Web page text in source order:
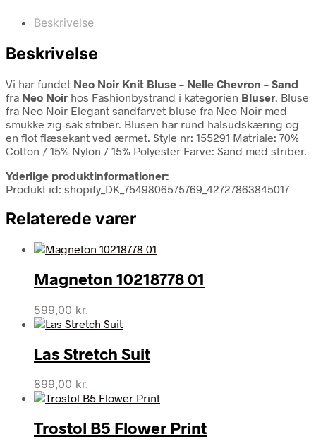
Beskrivelse
Beskrivelse
Vi har fundet Neo Noir Knit Bluse – Nelle Chevron – Sand
fra Neo Noir hos Fashionbystrand i kategorien Bluser. Bluse
fra Neo Noir Elegant sandfarvet bluse fra Neo Noir med
smukke zig-sak striber. Blusen har rund halsudskæring og
en flot flæsekant ved ærmet. Style nr: 155291 Matriale: 70%
Cotton / 15% Nylon / 15% Polyester Farve: Sand med striber.
Yderlige produktinformationer:
Produkt id: shopify_DK_7549806575769_42727863845017
Relaterede varer
Magneton 10218778 01
599,00 kr.
Las Stretch Suit
899,00 kr.
Trostol B5 Flower Print